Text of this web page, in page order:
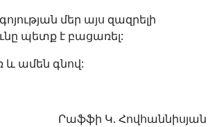
մեր այս զազրելի
պետք է բացառել:
և ամեն գնով:
Րաֆֆի Կ. Հովհաննիսյան